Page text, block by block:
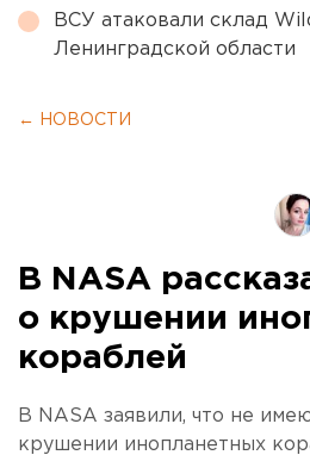
ВСУ атаковали склад
Ленинградской области
← НОВОСТИ
В NASA
о крушении
кораблей
В NASA заявили, что не
крушении инопланетных